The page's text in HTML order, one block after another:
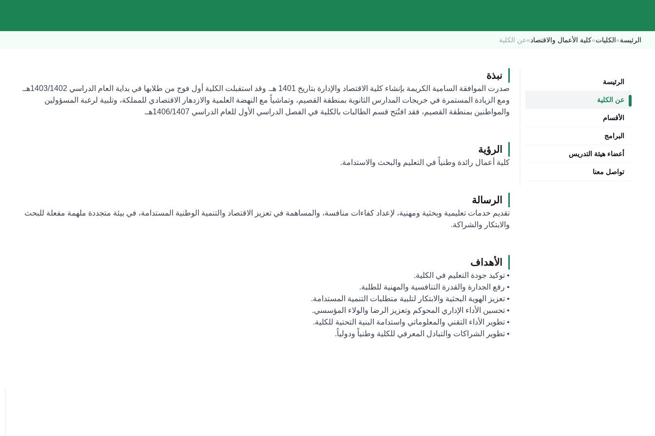
الرئيسة»الكليات»كلية الأعمال والاقتصاد»عن الكلية
الرئيسة
عن الكلية
الأقسام
البرامج
أعضاء هيئة التدريس
تواصل معنا
نبذة
صدرت الموافقة السامية الكريمة بإنشاء كلية الاقتصاد والإدارة بتاريخ 1401 هـ. وقد استقبلت الكلية أول فوج من طلابها في بداية العام الدراسي 1403/1402هـ.
ومع الزيادة المستمرة في خريجات المدارس الثانوية بمنطقة القصيم، وتماشياً مع النهضة العلمية والازدهار الاقتصادي للمملكة، وتلبية لرغبة المسؤولين
والمواطنين بمنطقة القصيم، فقد افتُتح قسم الطالبات بالكلية في الفصل الدراسي الأول للعام الدراسي 1406/1407هـ.
الرؤية
كلية أعمال رائدة وطنياً في التعليم والبحث والاستدامة.
الرسالة
تقديم خدمات تعليمية وبحثية ومهنية، لإعداد كفاءات منافسة، والمساهمة في تعزيز الاقتصاد والتنمية الوطنية المستدامة، في بيئة متجددة ملهمة مفعلة للبحث
والابتكار والشراكة.
الأهداف
• توكيد جودة التعليم في الكلية.
• رفع الجدارة والقدرة التنافسية والمهنية للطلبة.
• تعزيز الهوية البحثية والابتكار لتلبية متطلبات التنمية المستدامة.
• تحسين الأداء الإداري المحوكم وتعزيز الرضا والولاء المؤسسي.
• تطوير الأداء التقني والمعلوماتي واستدامة البنية التحتية للكلية.
• تطوير الشراكات والتبادل المعرفي للكلية وطنياً ودولياً.